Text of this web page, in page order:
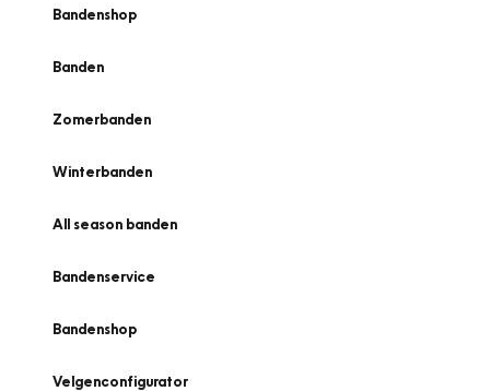
Bandenshop
Banden
Zomerbanden
Winterbanden
All season banden
Bandenservice
Bandenshop
Velgenconfigurator